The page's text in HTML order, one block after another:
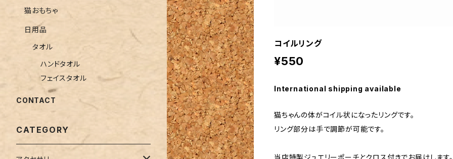
コイルリング
¥550
International shipping available
猫ちゃんの体がコイル状になったリングです。
リング部分は手で調節が可能です。
当店特製ジュエリーポーチとクロス付きでお届けします。
猫おもちゃ
日用品
タオル
ハンドタオル
フェイスタオル
CONTACT
CATEGORY